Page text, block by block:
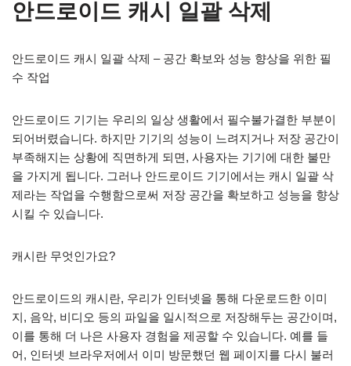
안드로이드 캐시 일괄 삭제
안드로이드 캐시 일괄 삭제 – 공간 확보와 성능 향상을 위한 필
수 작업
안드로이드 기기는 우리의 일상 생활에서 필수불가결한 부분이
되어버렸습니다. 하지만 기기의 성능이 느려지거나 저장 공간이
부족해지는 상황에 직면하게 되면, 사용자는 기기에 대한 불만
을 가지게 됩니다. 그러나 안드로이드 기기에서는 캐시 일괄 삭
제라는 작업을 수행함으로써 저장 공간을 확보하고 성능을 향상
시킬 수 있습니다.
캐시란 무엇인가요?
안드로이드의 캐시란, 우리가 인터넷을 통해 다운로드한 이미
지, 음악, 비디오 등의 파일을 일시적으로 저장해두는 공간이며,
이를 통해 더 나은 사용자 경험을 제공할 수 있습니다. 예를 들
어, 인터넷 브라우저에서 이미 방문했던 웹 페이지를 다시 불러